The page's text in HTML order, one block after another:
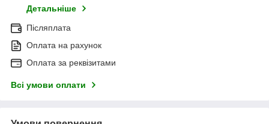
Детальніше
Післяплата
Оплата на рахунок
Оплата за реквізитами
Всі умови оплати